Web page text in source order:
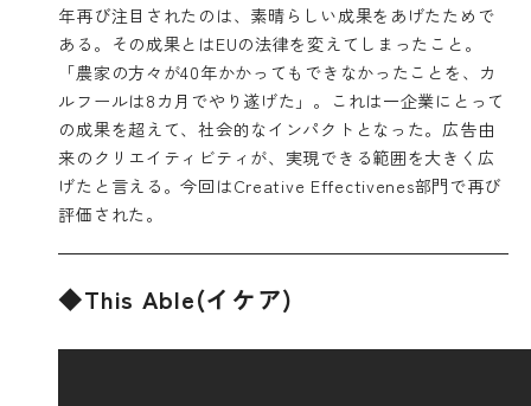
年再び注目されたのは、素晴らしい成果をあげたためで
ある。その成果とはEUの法律を変えてしまったこと。
「農家の方々が40年かかってもできなかったことを、カ
ルフールは8カ月でやり遂げた」。これは一企業にとって
の成果を超えて、社会的なインパクトとなった。広告由
来のクリエイティビティが、実現できる範囲を大きく広
げたと言える。今回はCreative Effectivenes部門で再び
評価された。
◆This Able(イケア)